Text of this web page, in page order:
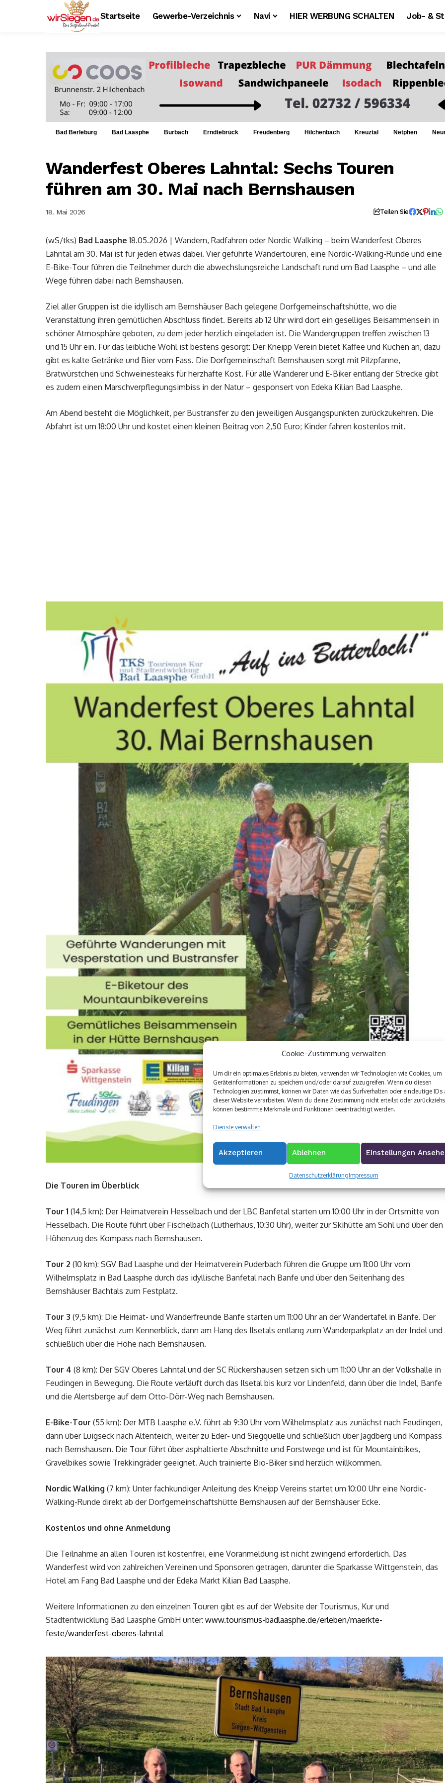
Cookie-Zustimmung verwalten
Um dir ein optimales Erlebnis zu bieten, verwenden wir Technologien wie Cookies, um
Geräteinformationen zu speichern und/oder darauf zuzugreifen. Wenn du diesen
Technologien zustimmst, können wir Daten wie das Surfverhalten oder eindeutige IDs
dieser Website verarbeiten. Wenn du deine Zustimmung nicht erteilst oder
können bestimmte Merkmale und Funktionen beeinträchtigt werden.
Dienste verwalten
Akzeptieren Ablehnen Einstellungen
DatenschutzerklärungImpressum
Startseite Gewerbe-Verzeichnis Navi HIER WERBUNG SCHALTEN Job- &
Bad Berleburg Bad Laasphe Burbach Erndtebrück Freudenberg Hilchenbach Kreuztal Netphen
Wanderfest Oberes Lahntal: Sechs Touren
führen am 30. Mai nach Bernshausen
18. Mai 2026 Teilen Sie
(wS/tks) Bad Laasphe 18.05.2026 | Wandern, Radfahren oder Nordic Walking – beim Wanderfest Oberes
Lahntal am 30. Mai ist für jeden etwas dabei. Vier geführte Wandertouren, eine Nordic-Walking-Runde und eine
E-Bike-Tour führen die Teilnehmer durch die abwechslungsreiche Landschaft rund um Bad Laasphe – und alle
Wege führen dabei nach Bernshausen.
Ziel aller Gruppen ist die idyllisch am Bernshäuser Bach gelegene Dorfgemeinschaftshütte, wo die
Veranstaltung ihren gemütlichen Abschluss findet. Bereits ab 12 Uhr wird dort ein geselliges Beisammensein in
schöner Atmosphäre geboten, zu dem jeder herzlich eingeladen ist. Die Wandergruppen treffen zwischen 13
und 15 Uhr ein. Für das leibliche Wohl ist bestens gesorgt: Der Kneipp Verein bietet Kaffee und Kuchen an, dazu
gibt es kalte Getränke und Bier vom Fass. Die Dorfgemeinschaft Bernshausen sorgt mit Pilzpfanne,
Bratwürstchen und Schweinesteaks für herzhafte Kost. Für alle Wanderer und E-Biker entlang der Strecke gibt
es zudem einen Marschverpflegungsimbiss in der Natur – gesponsert von Edeka Kilian Bad Laasphe.
Am Abend besteht die Möglichkeit, per Bustransfer zu den jeweiligen Ausgangspunkten zurückzukehren. Die
Abfahrt ist um 18:00 Uhr und kostet einen kleinen Beitrag von 2,50 Euro; Kinder fahren kostenlos mit.
Die Touren im Überblick
Tour 1 (14,5 km): Der Heimatverein Hesselbach und der LBC Banfetal starten um 10:00 Uhr in der Ortsmitte von
Hesselbach. Die Route führt über Fischelbach (Lutherhaus, 10:30 Uhr), weiter zur Skihütte am Sohl und über den
Höhenzug des Kompass nach Bernshausen.
Tour 2 (10 km): SGV Bad Laasphe und der Heimatverein Puderbach führen die Gruppe um 11:00 Uhr vom
Wilhelmsplatz in Bad Laasphe durch das idyllische Banfetal nach Banfe und über den Seitenhang des
Bernshäuser Bachtals zum Festplatz.
Tour 3 (9,5 km): Die Heimat- und Wanderfreunde Banfe starten um 11:00 Uhr an der Wandertafel in Banfe. Der
Weg führt zunächst zum Kennerblick, dann am Hang des Ilsetals entlang zum Wanderparkplatz an der Indel und
schließlich über die Höhe nach Bernshausen.
Tour 4 (8 km): Der SGV Oberes Lahntal und der SC Rückershausen setzen sich um 11:00 Uhr an der Volkshalle in
Feudingen in Bewegung. Die Route verläuft durch das Ilsetal bis kurz vor Lindenfeld, dann über die Indel, Banfe
und die Alertsberge auf dem Otto-Dörr-Weg nach Bernshausen.
E-Bike-Tour (55 km): Der MTB Laasphe e.V. führt ab 9:30 Uhr vom Wilhelmsplatz aus zunächst nach Feudingen,
dann über Luigseck nach Altenteich, weiter zu Eder- und Siegquelle und schließlich über Jagdberg und Kompass
nach Bernshausen. Die Tour führt über asphaltierte Abschnitte und Forstwege und ist für Mountainbikes,
Gravelbikes sowie Trekkingräder geeignet. Auch trainierte Bio-Biker sind herzlich willkommen.
Nordic Walking (7 km): Unter fachkundiger Anleitung des Kneipp Vereins startet um 10:00 Uhr eine Nordic-
Walking-Runde direkt ab der Dorfgemeinschaftshütte Bernshausen auf der Bernshäuser Ecke.
Kostenlos und ohne Anmeldung
Die Teilnahme an allen Touren ist kostenfrei, eine Voranmeldung ist nicht zwingend erforderlich. Das
Wanderfest wird von zahlreichen Vereinen und Sponsoren getragen, darunter die Sparkasse Wittgenstein, das
Hotel am Fang Bad Laasphe und der Edeka Markt Kilian Bad Laasphe.
Weitere Informationen zu den einzelnen Touren gibt es auf der Website der Tourismus, Kur und
Stadtentwicklung Bad Laasphe GmbH unter: www.tourismus-badlaasphe.de/erleben/maerkte-
feste/wanderfest-oberes-lahntal